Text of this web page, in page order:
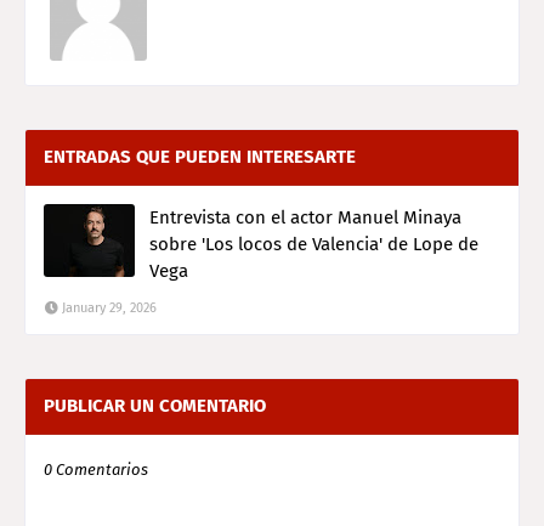
ENTRADAS QUE PUEDEN INTERESARTE
Entrevista con el actor Manuel Minaya
sobre 'Los locos de Valencia' de Lope de
Vega
January 29, 2026
PUBLICAR UN COMENTARIO
0 Comentarios